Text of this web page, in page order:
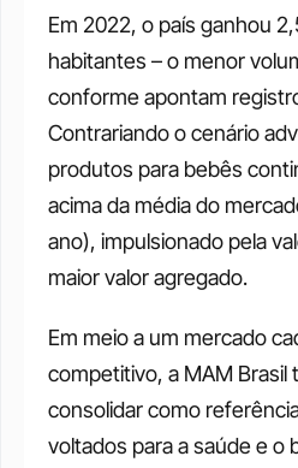
Em 2022, o país ganhou
habitantes – o menor
conforme apontam
Contrariando o cenário
produtos para bebês
acima da média do
ano), impulsionado pela
maior valor agregado.
Em meio a um mercado
competitivo, a MAM Brasil
consolidar como
voltados para a saúde e o